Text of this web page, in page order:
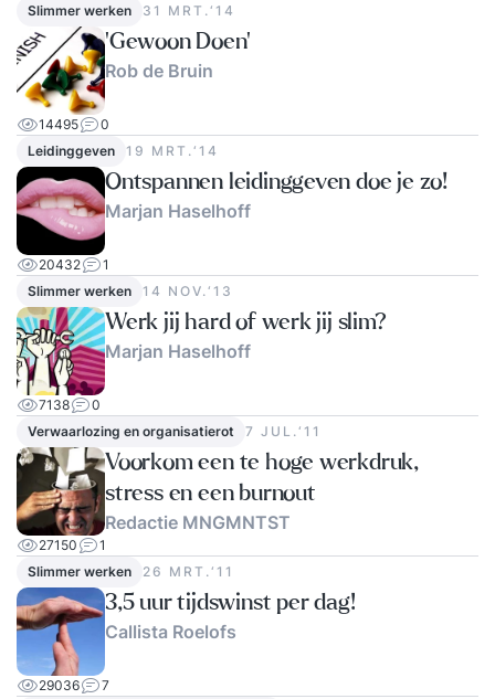
Slimmer werken
31 MRT.‘14
'Gewoon Doen'
Rob de Bruin
14495
0
Leidinggeven
19 MRT.‘14
Ontspannen leidinggeven doe je zo!
Marjan Haselhoff
20432
1
Slimmer werken
14 NOV.‘13
Werk jij hard of werk jij slim?
Marjan Haselhoff
7138
0
Verwaarlozing en organisatierot
7 JUL.‘11
Voorkom een te hoge werkdruk,
stress en een burnout
Redactie MNGMNTST
27150
1
Slimmer werken
26 MRT.‘11
3,5 uur tijdswinst per dag!
Callista Roelofs
29036
7